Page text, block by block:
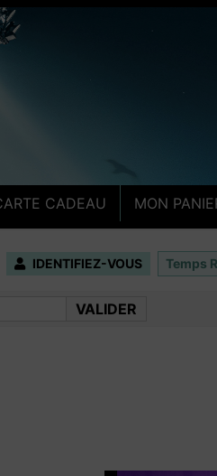
CADEAU MON
IDENTIFIEZ-VOUS Temps
VALIDER